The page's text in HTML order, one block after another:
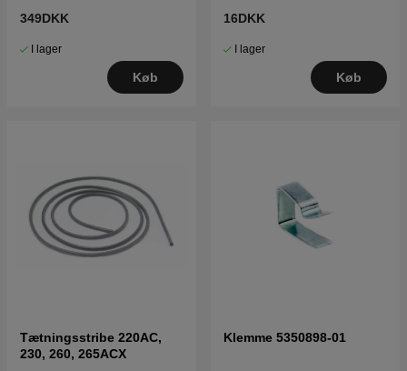
349DKK
I lager
Køb
16DKK
I lager
Køb
Tætningsstribe 220AC,
230, 260, 265ACX
Klemme 5350898-01